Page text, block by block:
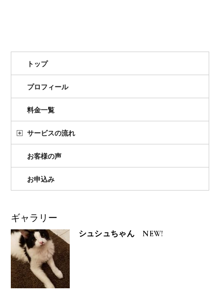
トップ
プロフィール
料金一覧
サービスの流れ
お客様の声
お申込み
ギャラリー
シュシュちゃん NEW!